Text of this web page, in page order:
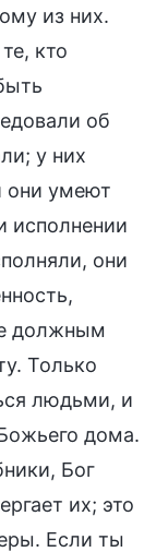
из них.
кто
об
у них
они умеют
исполнении
они
должным
Только
людьми, и
дома.
Бог
их; это
Если ты